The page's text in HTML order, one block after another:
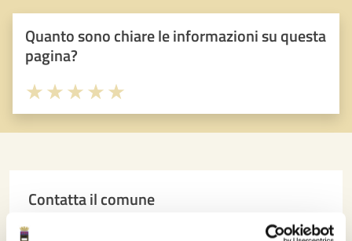
Quanto sono chiare le informazioni su questa
pagina?
Valuta 5 stelle su 5
Valuta 4 stelle su 5
Valuta 3 stelle su 5
Valuta 2 stelle su 5
Valuta 1 stelle su 5
Contatta il comune